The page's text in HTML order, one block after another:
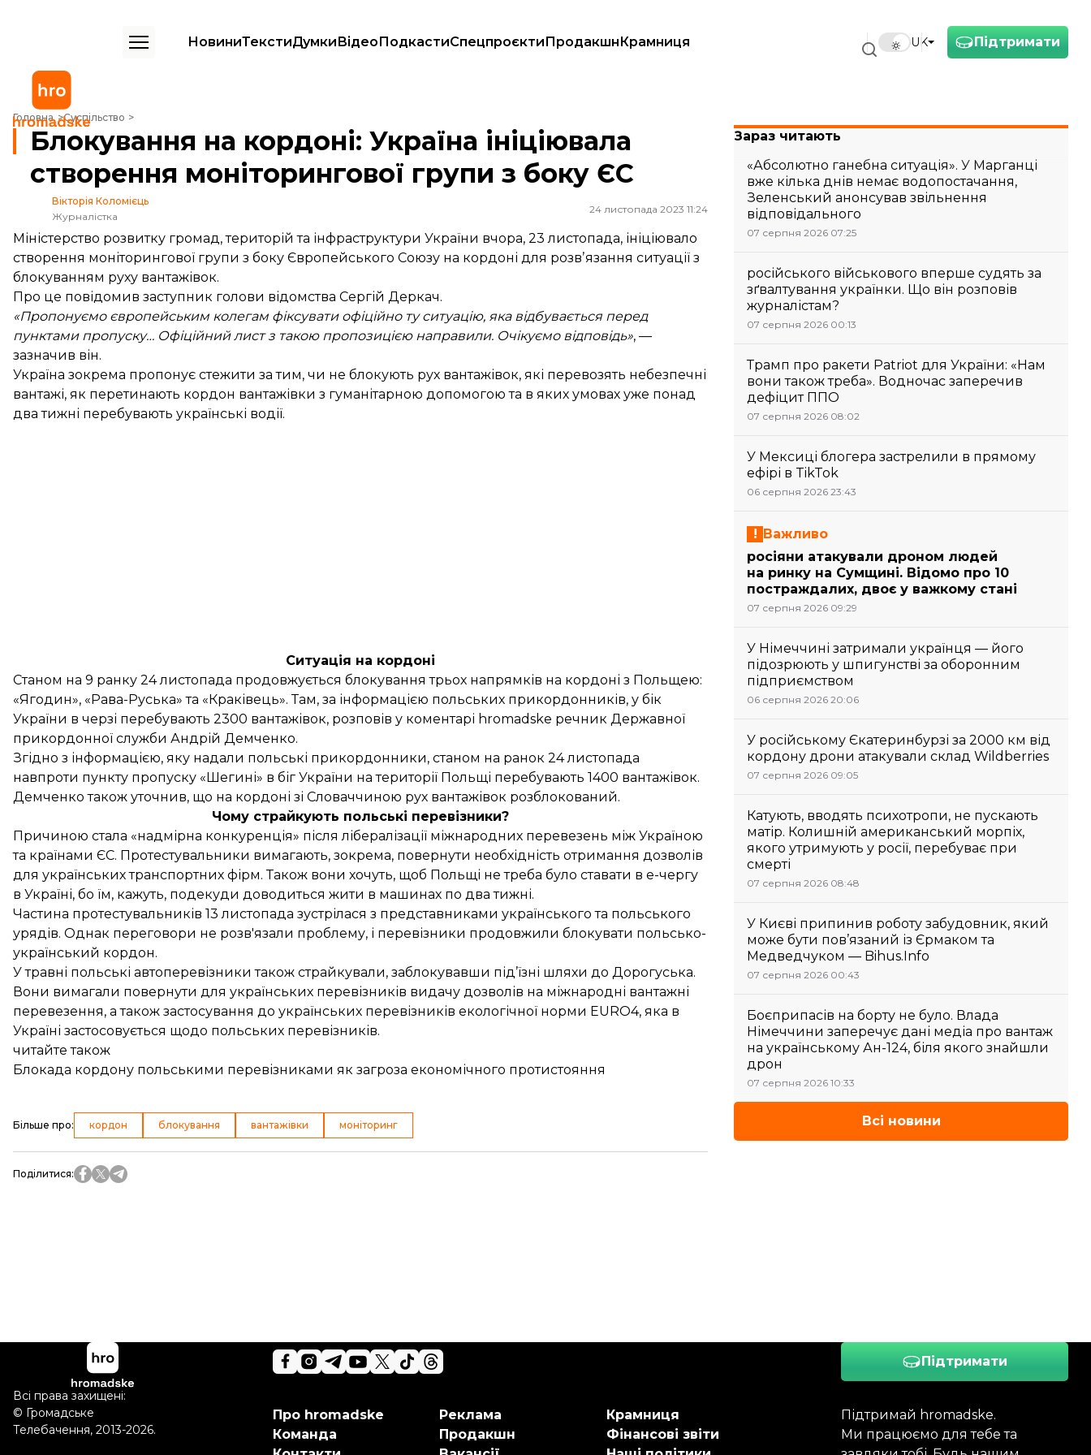
Підтримати
UK
НовиниТекстиДумкиВідеоПодкастиСпецпроєктиПродакшнКрамниця
Головна Суспільство
Блокування на кордоні: Україна ініціювала створення моніторингової групи з боку ЄС
Блокування на кордоні: Україна ініціювала
створення моніторингової групи з боку ЄС
Вікторія Коломієць
Журналістка
24 листопада 2023 11:24
Міністерство розвитку громад, територій та інфраструктури України вчора, 23 листопада, ініціювало
створення моніторингової групи з боку Європейського Союзу на кордоні для розвʼязання ситуації з
блокуванням руху вантажівок.
Про це повідомив заступник голови відомства Сергій Деркач.
«Пропонуємо європейським колегам фіксувати офіційно ту ситуацію, яка відбувається перед
пунктами пропуску… Офіційний лист з такою пропозицією направили. Очікуємо відповідь», —
зазначив він.
Україна зокрема пропонує стежити за тим, чи не блокують рух вантажівок, які перевозять небезпечні
вантажі, як перетинають кордон вантажівки з гуманітарною допомогою та в яких умовах уже понад
два тижні перебувають українські водії.
Ситуація на кордоні
Станом на 9 ранку 24 листопада продовжується блокування трьох напрямків на кордоні з Польщею:
«Ягодин», «Рава-Руська» та «Краківець». Там, за інформацією польських прикордонників, у бік
України в черзі перебувають 2300 вантажівок, розповів у коментарі hromadske речник Державної
прикордонної служби Андрій Демченко.
Згідно з інформацією, яку надали польські прикордонники, станом на ранок 24 листопада
навпроти пункту пропуску «Шегині» в біг України на території Польщі перебувають 1400 вантажівок.
Демченко також уточнив, що на кордоні зі Словаччиною рух вантажівок розблокований.
Чому страйкують польські перевізники?
Причиною стала «надмірна конкуренція» після лібералізації міжнародних перевезень між Україною
та країнами ЄС. Протестувальники вимагають, зокрема, повернути необхідність отримання дозволів
для українських транспортних фірм. Також вони хочуть, щоб Польщі не треба було ставати в е-чергу
в Україні, бо їм, кажуть, подекуди доводиться жити в машинах по два тижні.
Частина протестувальників 13 листопада зустрілася з представниками українського та польського
урядів. Однак переговори не розв'язали проблему, і перевізники продовжили блокувати польсько-
український кордон.
У травні польські автоперевізники також страйкували, заблокувавши під’їзні шляхи до Дорогуська.
Вони вимагали повернути для українських перевізників видачу дозволів на міжнародні вантажні
перевезення, а також застосування до українських перевізників екологічної норми EURO4, яка в
Україні застосовується щодо польських перевізників.
читайте також
Блокада кордону польськими перевізниками як загроза економічного протистояння
Більше про: кордон блокування вантажівки моніторинг
Поділитися:
Зараз читають
«Абсолютно ганебна ситуація». У Марганці
вже кілька днів немає водопостачання,
Зеленський анонсував звільнення
відповідального
07 серпня 2026 07:25
російського військового вперше судять за
зґвалтування українки. Що він розповів
журналістам?
07 серпня 2026 00:13
Трамп про ракети Patriot для України: «Нам
вони також треба». Водночас заперечив
дефіцит ППО
07 серпня 2026 08:02
У Мексиці блогера застрелили в прямому
ефірі в TikTok
06 серпня 2026 23:43
Важливо
росіяни атакували дроном людей
на ринку на Сумщині. Відомо про 10
постраждалих, двоє у важкому стані
07 серпня 2026 09:29
У Німеччині затримали українця — його
підозрюють у шпигунстві за оборонним
підприємством
06 серпня 2026 20:06
У російському Єкатеринбурзі за 2000 км від
кордону дрони атакували склад Wildberries
07 серпня 2026 09:05
Катують, вводять психотропи, не пускають
матір. Колишній американський морпіх,
якого утримують у росії, перебуває при
смерті
07 серпня 2026 08:48
У Києві припинив роботу забудовник, який
може бути пов’язаний із Єрмаком та
Медведчуком — Bihus.Info
07 серпня 2026 00:43
Боєприпасів на борту не було. Влада
Німеччини заперечує дані медіа про вантаж
на українському Ан-124, біля якого знайшли
дрон
07 серпня 2026 10:33
Всі новини
Підтримати
Підтримай hromadske.
Ми працюємо для тебе та
Про hromadske
Команда
Реклама
Продакшн
Крамниця
Фінансові звіти
Всі права захищені:
© Громадське
Телебачення, 2013-2026.